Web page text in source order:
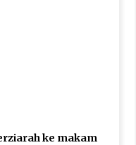
ke makam